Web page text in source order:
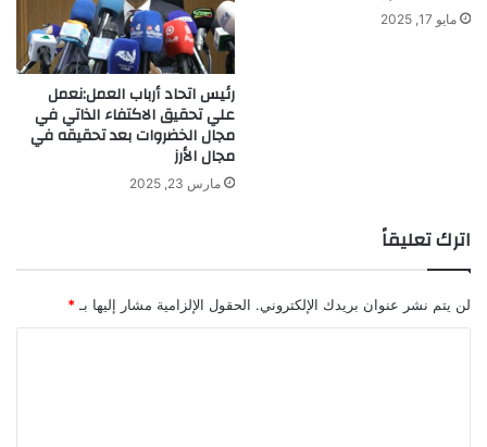
مايو 17, 2025
رئيس اتحاد أرباب العمل:نعمل
علي تحقيق الاكتفاء الذاتي في
مجال الخضروات بعد تحقيقه في
مجال الأرز
مارس 23, 2025
اترك تعليقاً
لن يتم نشر عنوان بريدك الإلكتروني. الحقول الإلزامية مشار إليها بـ *